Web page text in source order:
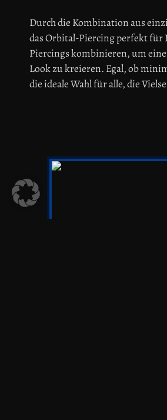
Durch die Kombination aus
das Orbital-Piercing perfekt für
Piercings kombinieren, um
Look zu kreieren. Egal, ob
die ideale Wahl für alle, die